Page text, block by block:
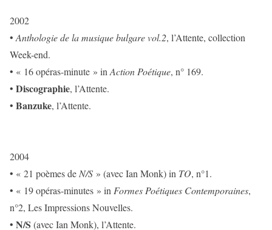
2002
• Anthologie de la musique bulgare vol.2, l’Attente, collection
Week-end.
• « 16 opéras-minute » in Action Poétique, n° 169.
• Discographie, l’Attente.
• Banzuke, l’Attente.
2004
• « 21 poèmes de N/S » (avec Ian Monk) in TO, n°1.
• « 19 opéras-minutes » in Formes Poétiques Contemporaines,
n°2, Les Impressions Nouvelles.
• N/S (avec Ian Monk), l’Attente.